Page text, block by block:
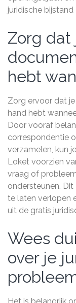
juridische
Zorg dat
hebt
Zorg ervoor dat
hand hebt
Door vooraf
correspondentie
verzamelen, kun
Loket voorzien
vraag of
ondersteunen.
te laten verlopen
uit de gratis
Wees
over je